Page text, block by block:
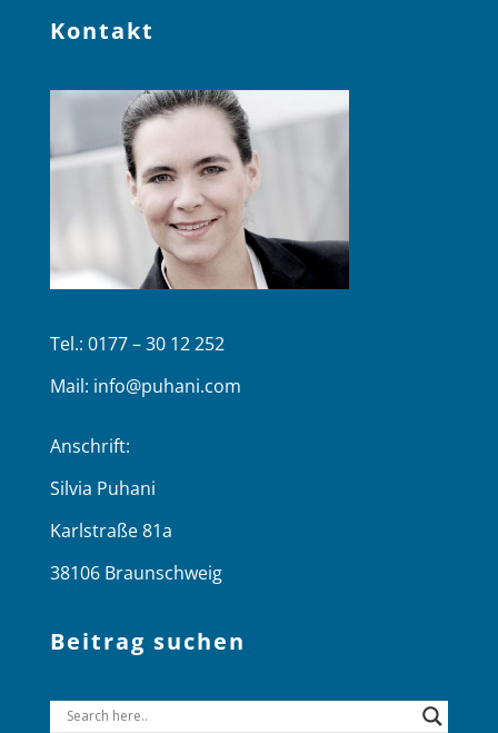
Kontakt
Tel.: 0177 – 30 12 252
Mail: info@puhani.com
Anschrift:
Silvia Puhani
Karlstraße 81a
38106 Braunschweig
Beitrag suchen